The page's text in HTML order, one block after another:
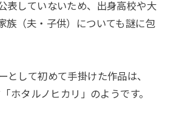
表していないため、出身高校や大
族（夫・子供）についても謎に包
として初めて手掛けた作品は、
ホタルノヒカリ」のようです。